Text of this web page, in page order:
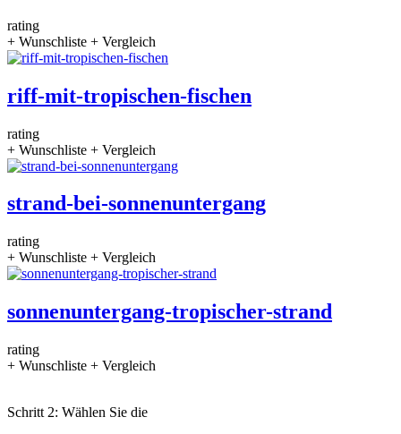
rating
+ Wunschliste + Vergleich
riff-mit-tropischen-fischen
rating
+ Wunschliste + Vergleich
strand-bei-sonnenuntergang
rating
+ Wunschliste + Vergleich
sonnenuntergang-tropischer-strand
rating
+ Wunschliste + Vergleich
Schritt 2: Wählen Sie die